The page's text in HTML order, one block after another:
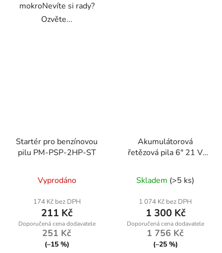
mokroNevíte si rady?
Ozvěte...
Startér pro benzínovou
pilu PM-PSP-2HP-ST
Vyprodáno
174 Kč bez DPH
211 Kč
251 Kč
(–15 %)
Akumulátorová
řetězová pila 6" 21 V
Skladem (>5 ks)
1 074 Kč bez DPH
1 300 Kč
1 756 Kč
(–25 %)